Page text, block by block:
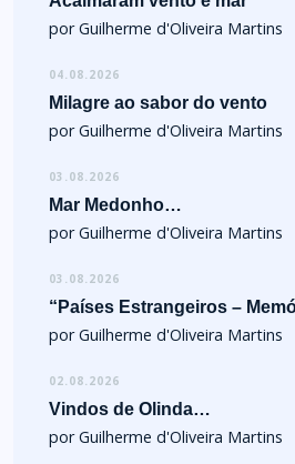
por Guilherme d'Oliveira Martins
04.08.2026
Milagre ao sabor do vento
por Guilherme d'Oliveira Martins
03.08.2026
Mar Medonho…
por Guilherme d'Oliveira Martins
03.08.2026
“Países Estrangeiros –
por Guilherme d'Oliveira Martins
02.08.2026
Vindos de Olinda…
por Guilherme d'Oliveira Martins